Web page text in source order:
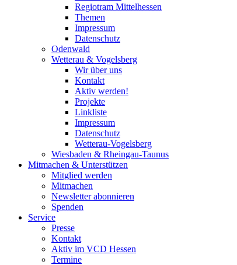
Regiotram Mittelhessen
Themen
Impressum
Datenschutz
Odenwald
Wetterau & Vogelsberg
Wir über uns
Kontakt
Aktiv werden!
Projekte
Linkliste
Impressum
Datenschutz
Wetterau-Vogelsberg
Wiesbaden & Rheingau-Taunus
Mitmachen & Unterstützen
Mitglied werden
Mitmachen
Newsletter abonnieren
Spenden
Service
Presse
Kontakt
Aktiv im VCD Hessen
Termine